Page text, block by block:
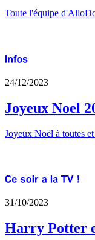
Toute l'équipe
24/12/2023
Joyeux Noel
Joyeux Noël à toutes
31/10/2023
Harry Potter